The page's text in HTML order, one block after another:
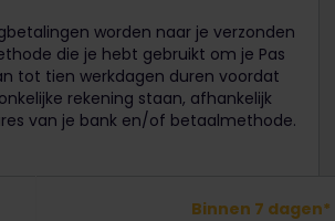
worden naar je verzonden
die je hebt gebruikt om je Pas
tot tien werkdagen duren voordat
rekening staan, afhankelijk
van je bank en/of betaalmethode.
Binnen 7 dagen*